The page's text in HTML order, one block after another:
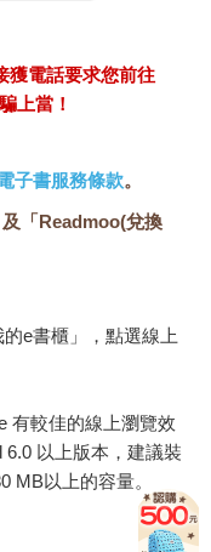
獲電話要求您前往
上當！
子書服務條款。
「Readmoo(兌換
e書櫃」，點選線上
有較佳的線上瀏覽效
6.0 以上版本，建議裝
MB以上的容量。